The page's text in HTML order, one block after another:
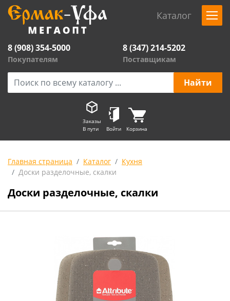
Каталог
8 (908) 354-5000
Покупателям
8 (347) 214-5202
Поставщикам
Заказы
В пути
Войти Корзина
Главная страница Каталог
Кухня
Доски разделочные, скалки
Доски разделочные, скалки